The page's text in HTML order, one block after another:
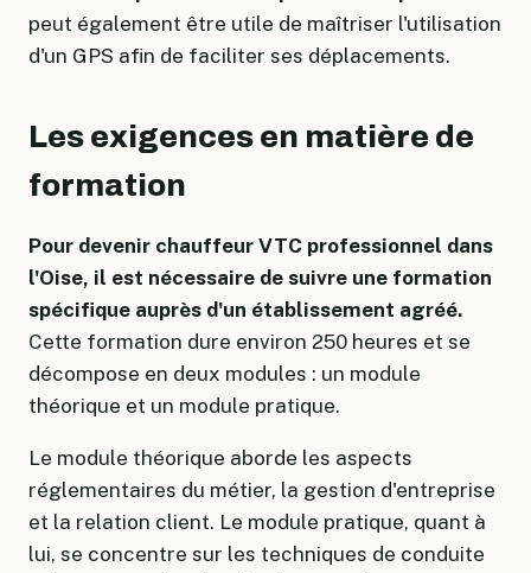
peut également être utile de maîtriser l'utilisation
d'un GPS afin de faciliter ses déplacements.
Les exigences en matière de
formation
Pour devenir chauffeur VTC professionnel dans
l'Oise, il est nécessaire de suivre une formation
spécifique auprès d'un établissement agréé.
Cette formation dure environ 250 heures et se
décompose en deux modules : un module
théorique et un module pratique.
Le module théorique aborde les aspects
réglementaires du métier, la gestion d'entreprise
et la relation client. Le module pratique, quant à
lui, se concentre sur les techniques de conduite